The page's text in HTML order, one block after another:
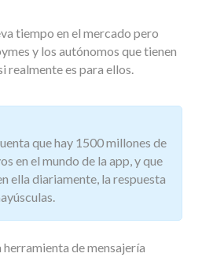
tiempo en el mercado pero
y los autónomos que tienen
realmente es para ellos.
que hay 1500 millones de
en el mundo de la app, y que
ella diariamente, la respuesta
herramienta de mensajería